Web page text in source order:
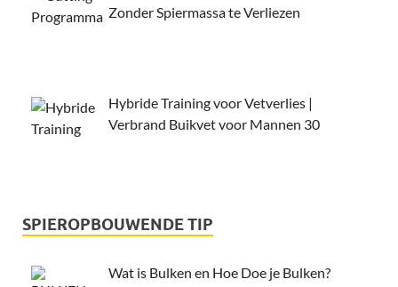
Zonder Spiermassa te Verliezen
Hybride Training voor Vetverlies |
Verbrand Buikvet voor Mannen 30
SPIEROPBOUWENDE TIP
Wat is Bulken en Hoe Doe je Bulken?